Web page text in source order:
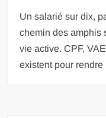
Un salarié sur dix,
chemin des amphis
vie active. CPF,
existent pour rendre